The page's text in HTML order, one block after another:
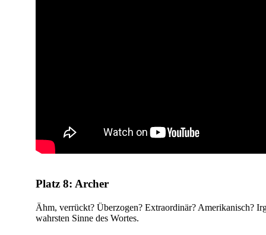
Platz 8: Archer
Ähm, verrückt? Überzogen? Extraordinär? Amerikanisch?
wahrsten Sinne des Wortes.